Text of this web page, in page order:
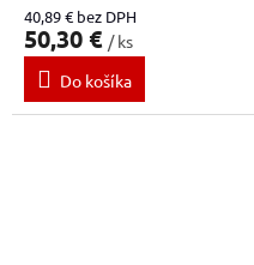
40,89 € bez DPH
50,30 € / ks
Do košíka